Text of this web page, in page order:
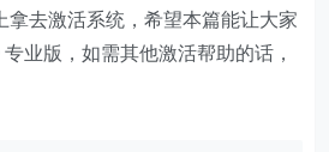
拿去激活系统，希望本篇能让大家
业版，如需其他激活帮助的话，